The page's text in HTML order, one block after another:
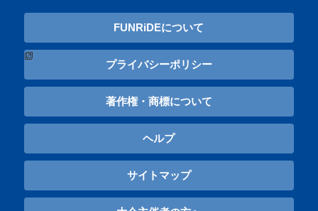
FUNRiDEについて
プライバシーポリシー
著作権・商標について
ヘルプ
サイトマップ